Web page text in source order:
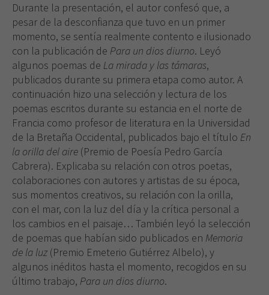
Durante la presentación, el autor confesó que, a
pesar de la desconfianza que tuvo en un primer
momento, se sentía realmente contento e ilusionado
con la publicación de Para un dios diurno. Leyó
algunos poemas de La mirada y las támaras,
publicados durante su primera etapa como autor. A
continuación hizo una selección y lectura de los
poemas escritos durante su estancia en el norte de
Francia como profesor de literatura en la Universidad
de la Bretaña Occidental, publicados bajo el título En
la orilla del aire (Premio de Poesía Pedro García
Cabrera). Explicaba su relación con otros poetas,
colaboraciones con autores y artistas de su época,
sus momentos creativos, su relación con la orilla,
con el mar, con la luz del día y la crítica personal a
los cambios en el paisaje… También leyó la selección
de poemas que habían sido publicados en Memoria
de la luz (Premio Emeterio Gutiérrez Albelo), y
algunos inéditos hasta el momento, recogidos en su
último trabajo, Para un dios diurno.